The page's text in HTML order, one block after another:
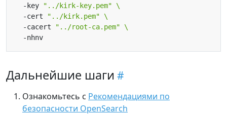
  -key
"../kirk-key.pem"
  -cert
"../kirk.pem"
  -cacert
"../root-ca.pem"
Дальнейшие шаги
Ознакомьтесь с Рекомендациями по
безопасности OpenSearch